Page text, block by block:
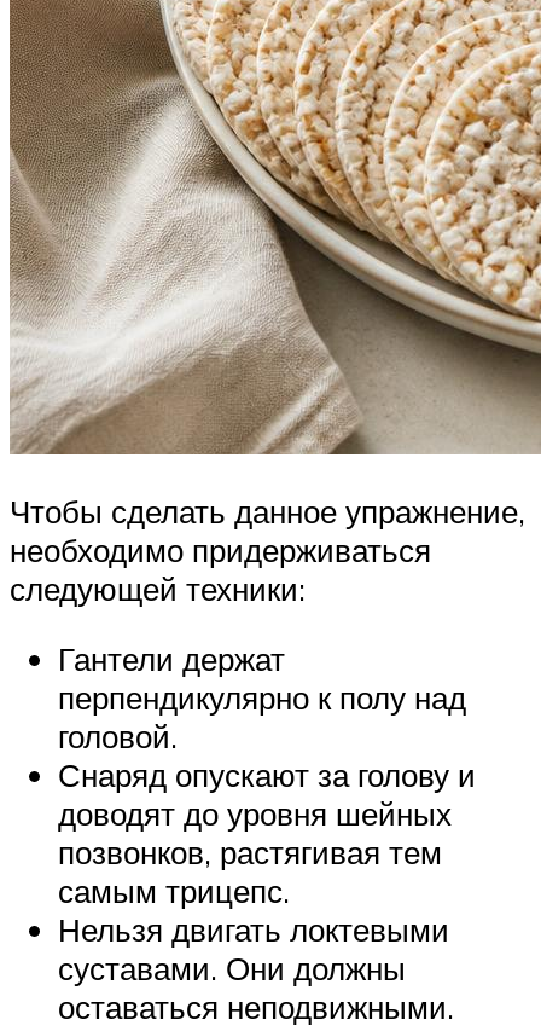
Чтобы сделать данное упражнение,
необходимо придерживаться
следующей техники:
Гантели держат
перпендикулярно к полу над
головой.
Снаряд опускают за голову и
доводят до уровня шейных
позвонков, растягивая тем
самым трицепс.
Нельзя двигать локтевыми
суставами. Они должны
оставаться неподвижными.